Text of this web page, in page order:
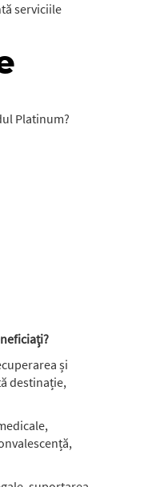
serviciile
Platinum?
și
destinație,